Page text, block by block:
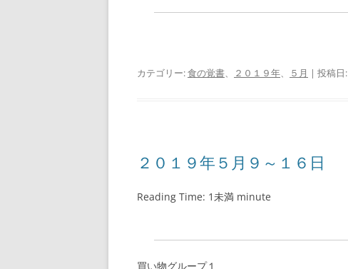
カテゴリー:食の覚書、 ２０１９年、 ５月 | 投稿日:
２０１９年５月９～１６日
Reading Time: 1未満 minute
買い物グループ１